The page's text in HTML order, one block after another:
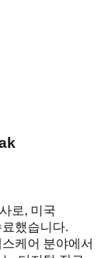
로, 미국
했습니다.
케어 분야에서